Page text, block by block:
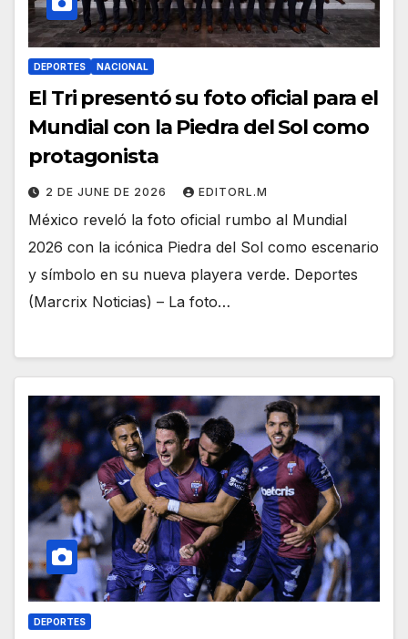
DEPORTES NACIONAL
El Tri presentó su foto oficial para el
Mundial con la Piedra del Sol como
protagonista
2 DE JUNE DE 2026 EDITORL.M
México reveló la foto oficial rumbo al Mundial
2026 con la icónica Piedra del Sol como escenario
y símbolo en su nueva playera verde. Deportes
(Marcrix Noticias) – La foto…
DEPORTES